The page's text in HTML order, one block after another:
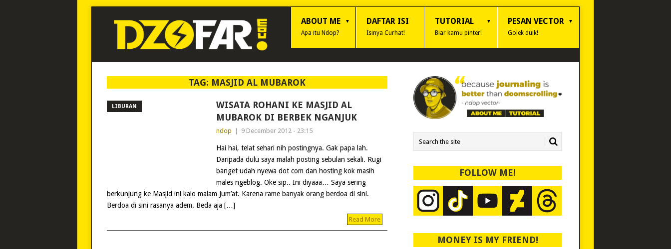
ABOUT ME
Apa itu Ndop?
DAFTAR ISI
Isinya Curhat!
TUTORIAL
Biar kamu pinter!
PESAN VECTOR
Golek duik!
TAG: MASJID AL MUBAROK
LIBURAN
WISATA ROHANI KE MASJID AL
MUBAROK DI BERBEK NGANJUK
ndop 9 December 2012 - 23:15
Hai hai, telat sehari nih postingnya. Gak papa lah.
Daripada dulu saya malah posting sebulan sekali. Rugi
banget udah nyewa dot com dan hosting kok masih
males ngeblog. Oke sip.. Ini diyaaa… Saya sering
berkunjung ke Masjid ini kalo malam Jum’at. Karena rame banyak orang berdoa di sini.
Berdoa di sini rasanya adem. Beda aja […]
Read More
FOLLOW ME!
MONEY IS MY FRIEND!